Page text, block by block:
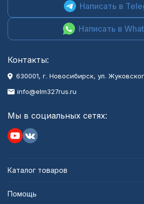
Написать в
Написать в
Контакты:
630001, г. Новосибирск, ул.
info@elm327rus.ru
Мы в социальных сетях:
Каталог товаров
Помощь